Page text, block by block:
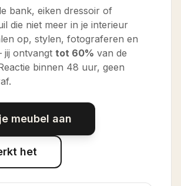
bank, eiken dressoir of
die niet meer in je interieur
op, stylen, fotograferen en
ontvangt tot 60% van de
binnen 48 uur, geen
meubel aan
het